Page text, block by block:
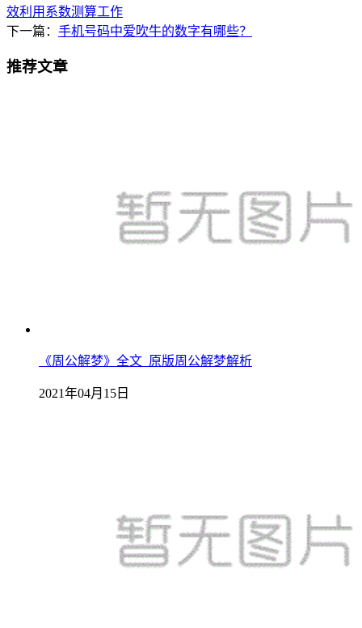
效利用系数测算工作
下一篇： 手机号码中爱吹牛的数字有哪些？
推荐文章
《周公解梦》全文_原版周公解梦解析
2021年04月15日